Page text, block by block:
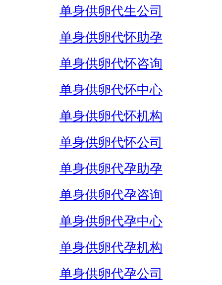
单身供卵代生公司
单身供卵代怀助孕
单身供卵代怀咨询
单身供卵代怀中心
单身供卵代怀机构
单身供卵代怀公司
单身供卵代孕助孕
单身供卵代孕咨询
单身供卵代孕中心
单身供卵代孕机构
单身供卵代孕公司